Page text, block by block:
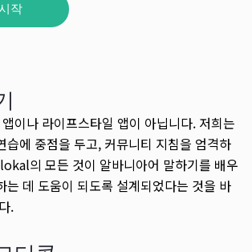
작
이나 라이프스타일 앱이 아닙니다. 저희는
습에 중점을 두고, 커뮤니티 지침을 엄격하
의 모든 것이 알바니아어 말하기를 배우
는 데 도움이 되도록 설계되었다는 것을 바
.